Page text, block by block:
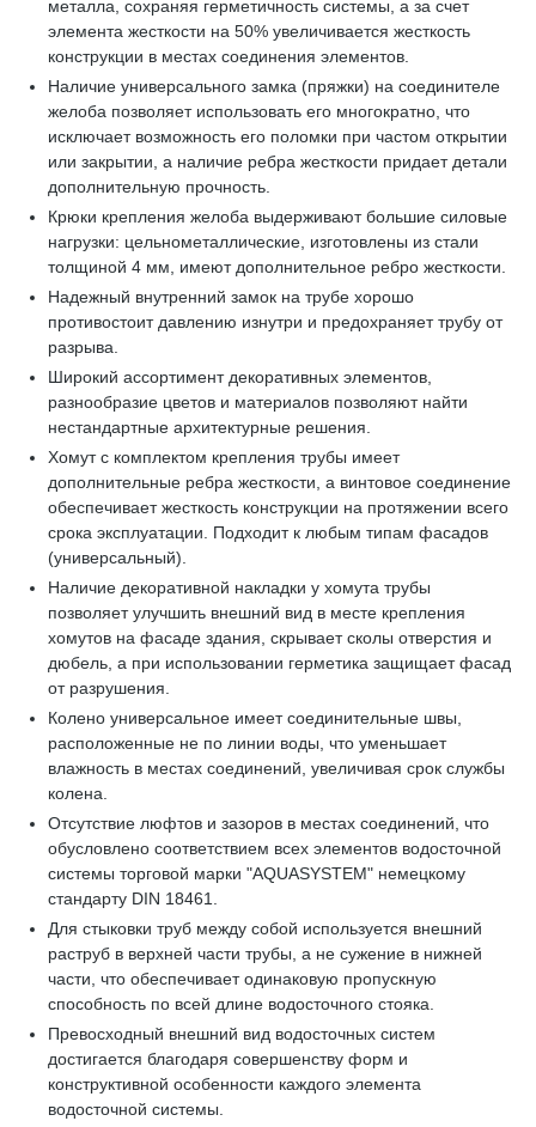
металла, сохраняя герметичность системы, а за счет
элемента жесткости на 50% увеличивается жесткость
конструкции в местах соединения элементов.
Наличие универсального замка (пряжки) на соединителе
желоба позволяет использовать его многократно, что
исключает возможность его поломки при частом открытии
или закрытии, а наличие ребра жесткости придает детали
дополнительную прочность.
Крюки крепления желоба выдерживают большие силовые
нагрузки: цельнометаллические, изготовлены из стали
толщиной 4 мм, имеют дополнительное ребро жесткости.
Надежный внутренний замок на трубе хорошо
противостоит давлению изнутри и предохраняет трубу от
разрыва.
Широкий ассортимент декоративных элементов,
разнообразие цветов и материалов позволяют найти
нестандартные архитектурные решения.
Хомут с комплектом крепления трубы имеет
дополнительные ребра жесткости, а винтовое соединение
обеспечивает жесткость конструкции на протяжении всего
срока эксплуатации. Подходит к любым типам фасадов
(универсальный).
Наличие декоративной накладки у хомута трубы
позволяет улучшить внешний вид в месте крепления
хомутов на фасаде здания, скрывает сколы отверстия и
дюбель, а при использовании герметика защищает фасад
от разрушения.
Колено универсальное имеет соединительные швы,
расположенные не по линии воды, что уменьшает
влажность в местах соединений, увеличивая срок службы
колена.
Отсутствие люфтов и зазоров в местах соединений, что
обусловлено соответствием всех элементов водосточной
системы торговой марки "AQUASYSTEM" немецкому
стандарту DIN 18461.
Для стыковки труб между собой используется внешний
раструб в верхней части трубы, а не сужение в нижней
части, что обеспечивает одинаковую пропускную
способность по всей длине водосточного стояка.
Превосходный внешний вид водосточных систем
достигается благодаря совершенству форм и
конструктивной особенности каждого элемента
водосточной системы.